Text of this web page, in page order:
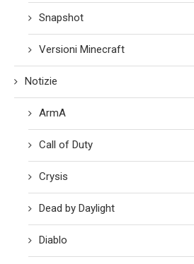
Snapshot
Versioni Minecraft
Notizie
ArmA
Call of Duty
Crysis
Dead by Daylight
Diablo